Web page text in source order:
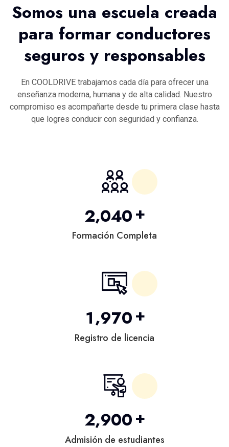
Somos una escuela creada
para formar conductores
seguros y responsables
En COOLDRIVE trabajamos cada día para ofrecer una
enseñanza moderna, humana y de alta calidad. Nuestro
compromiso es acompañarte desde tu primera clase hasta
que logres conducir con seguridad y confianza.
2,040+
Formación Completa
1,970+
Registro de licencia
2,900+
Admisión de estudiantes